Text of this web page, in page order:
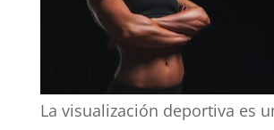
La visualización deportiva es